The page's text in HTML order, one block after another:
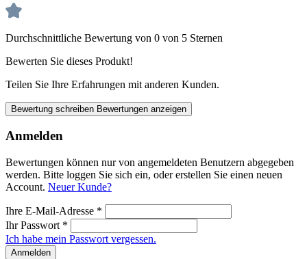
Durchschnittliche Bewertung von 0 von 5 Sternen
Bewerten Sie dieses Produkt!
Teilen Sie Ihre Erfahrungen mit anderen Kunden.
Bewertung schreiben Bewertungen anzeigen
Anmelden
Bewertungen können nur von angemeldeten Benutzern abgegeben
werden. Bitte loggen Sie sich ein, oder erstellen Sie einen neuen
Account. Neuer Kunde?
Ihre E-Mail-Adresse *
Ihr Passwort *
Ich habe mein Passwort vergessen.
Anmelden